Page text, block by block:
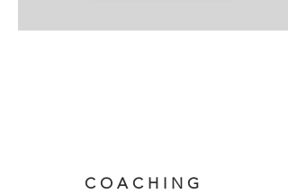
COACHING